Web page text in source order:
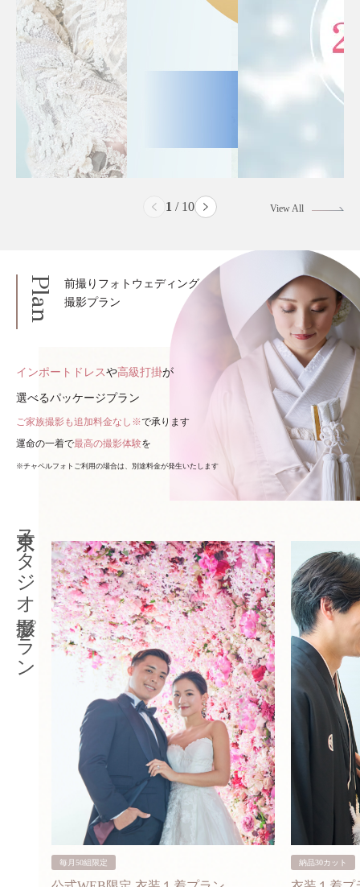
2 / 10 View All
Plan
前撮りフォトウェディング
撮影プラン
インポートドレスや高級打掛が
選べるパッケージプラン
ご家族撮影も追加料金なし※で承ります
運命の一着で最高の撮影体験を
※チャペルフォトご利用の場合は、別途料金が発生いたします
東京スタジオ撮影プラン
毎月50組限定 納品30カット